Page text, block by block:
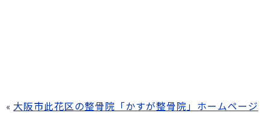
« 大阪市此花区の整骨院「かすが整骨院」ホームページ